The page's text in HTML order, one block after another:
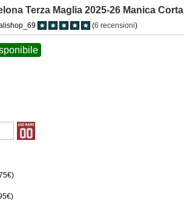
Terza Maglia 2025-26 Manica Corta
(6 recensioni)